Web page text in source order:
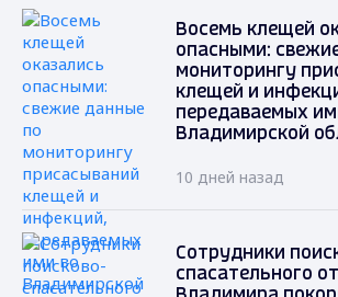
Восемь клещей
опасными:
мониторингу
клещей и
передаваемых
Владимирской
10 дней назад
Сотрудники
спасательного